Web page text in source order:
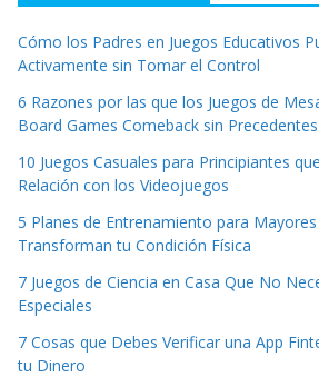
Cómo los Padres en Juegos Educativos
Activamente sin Tomar el Control
6 Razones por las que los Juegos de
Board Games Comeback sin Precedentes
10 Juegos Casuales para Principiantes
Relación con los Videojuegos
5 Planes de Entrenamiento para
Transforman tu Condición Física
7 Juegos de Ciencia en Casa Que No
Especiales
7 Cosas que Debes Verificar una App
tu Dinero